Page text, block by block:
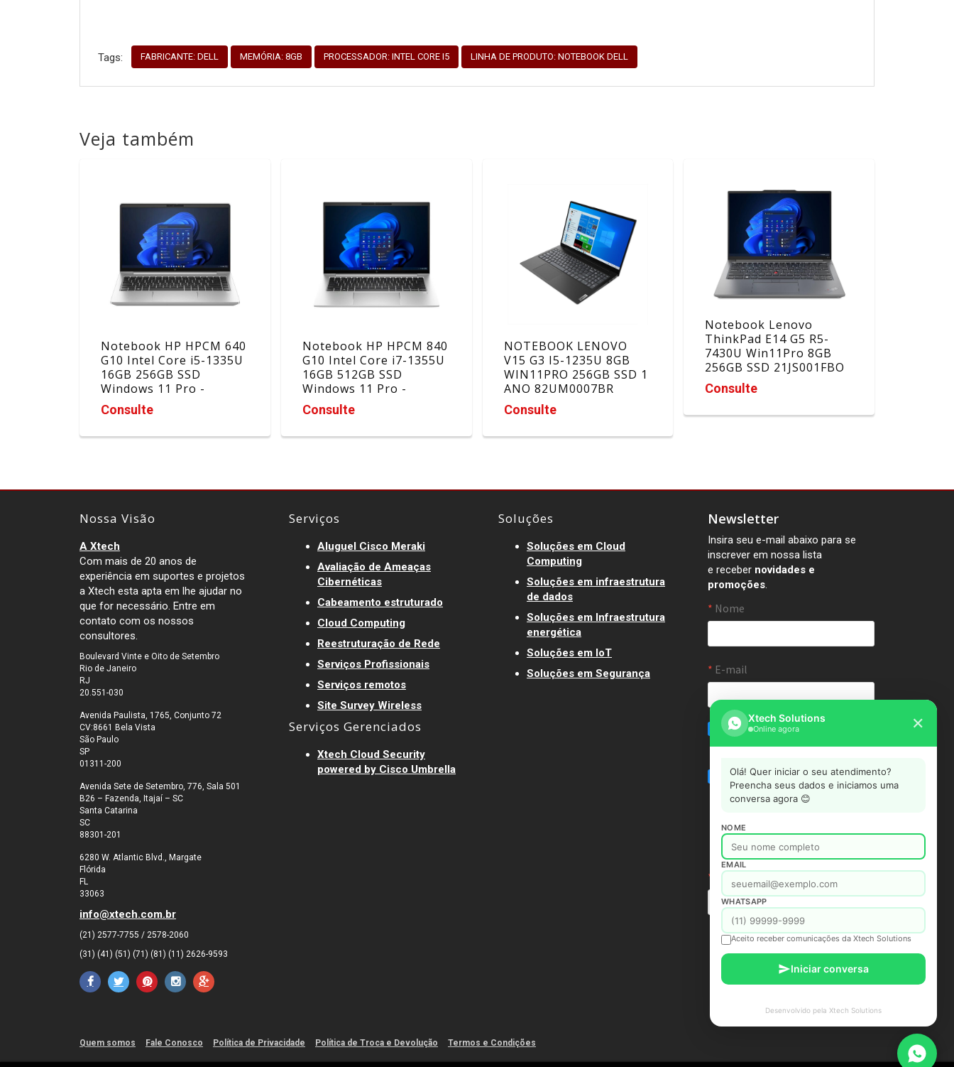
Tags: FABRICANTE: DELL MEMÓRIA: 8GB PROCESSADOR: INTEL CORE I5 LINHA DE PRODUTO: NOTEBOOK DELL
Veja também
Notebook HP HPCM 640
G10 Intel Core i5-1335U
16GB 256GB SSD
Windows 11 Pro -
A09FJLA#AK4
Consulte
Notebook HP HPCM 840
G10 Intel Core i7-1355U
16GB 512GB SSD
Windows 11 Pro -
A09FPLA#AK4
Consulte
NOTEBOOK LENOVO
V15 G3 I5-1235U 8GB
WIN11PRO 256GB SSD 1
ANO 82UM0007BR
Consulte
Notebook Lenovo
ThinkPad E14 G5 R5-
7430U Win11Pro 8GB
256GB SSD 21JS001FBO
Consulte
Nossa Visão
A Xtech
Com mais de 20 anos de
experiência em suportes e projetos
a Xtech esta apta em lhe ajudar no
que for necessário. Entre em
contato com os nossos
consultores.
Boulevard Vinte e Oito de Setembro
Rio de Janeiro
RJ
20.551-030
Avenida Paulista, 1765, Conjunto 72
CV:8661 Bela Vista
São Paulo
SP
01311-200
Avenida Sete de Setembro, 776, Sala 501
B26 – Fazenda, Itajaí – SC
Santa Catarina
SC
88301-201
6280 W. Atlantic Blvd., Margate
Flórida
FL
33063
info@xtech.com.br
(21) 2577-7755 / 2578-2060
(31) (41) (51) (71) (81) (11) 2626-9593
Serviços
Aluguel Cisco Meraki
Avaliação de Ameaças
Cibernéticas
Cabeamento estruturado
Cloud Computing
Reestruturação de Rede
Serviços Profissionais
Serviços remotos
Site Survey Wireless
Serviços Gerenciados
Xtech Cloud Security
powered by Cisco Umbrella
Soluções
Soluções em Cloud
Computing
Soluções em infraestrutura
de dados
Soluções em Infraestrutura
energética
Soluções em IoT
Soluções em Segurança
Newsletter
Insira seu e-mail abaixo para se
inscrever em nossa lista
e receber novidades e
promoções.
Quem somos Fale Conosco Política de Privacidade Política de Troca e Devolução Termos e Condições
Xtech Solutions
Online agora ✕
Olá! Quer iniciar o seu atendimento?
Preencha seus dados e iniciamos uma
conversa agora 😊
NOME
EMAIL
WHATSAPP
Aceito receber comunicações da Xtech Solutions
Iniciar conversa
Desenvolvido pela Xtech Solutions